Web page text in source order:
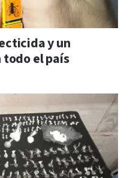
y un
el país